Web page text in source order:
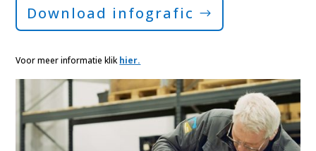
Download infografic
Voor meer informatie klikhier.